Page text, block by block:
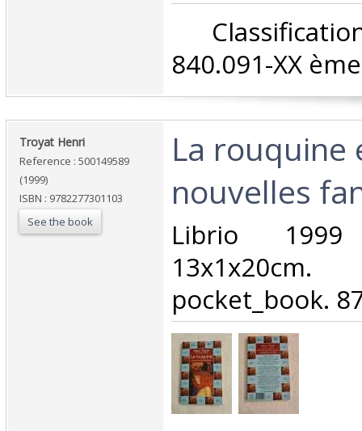
840.091-XX
‎Troyat Henri‎
Reference : 500149589
(1999)
ISBN : 9782277301103
See the book
‎La rouquine
nouvelles
‎Librio
pocket_book.